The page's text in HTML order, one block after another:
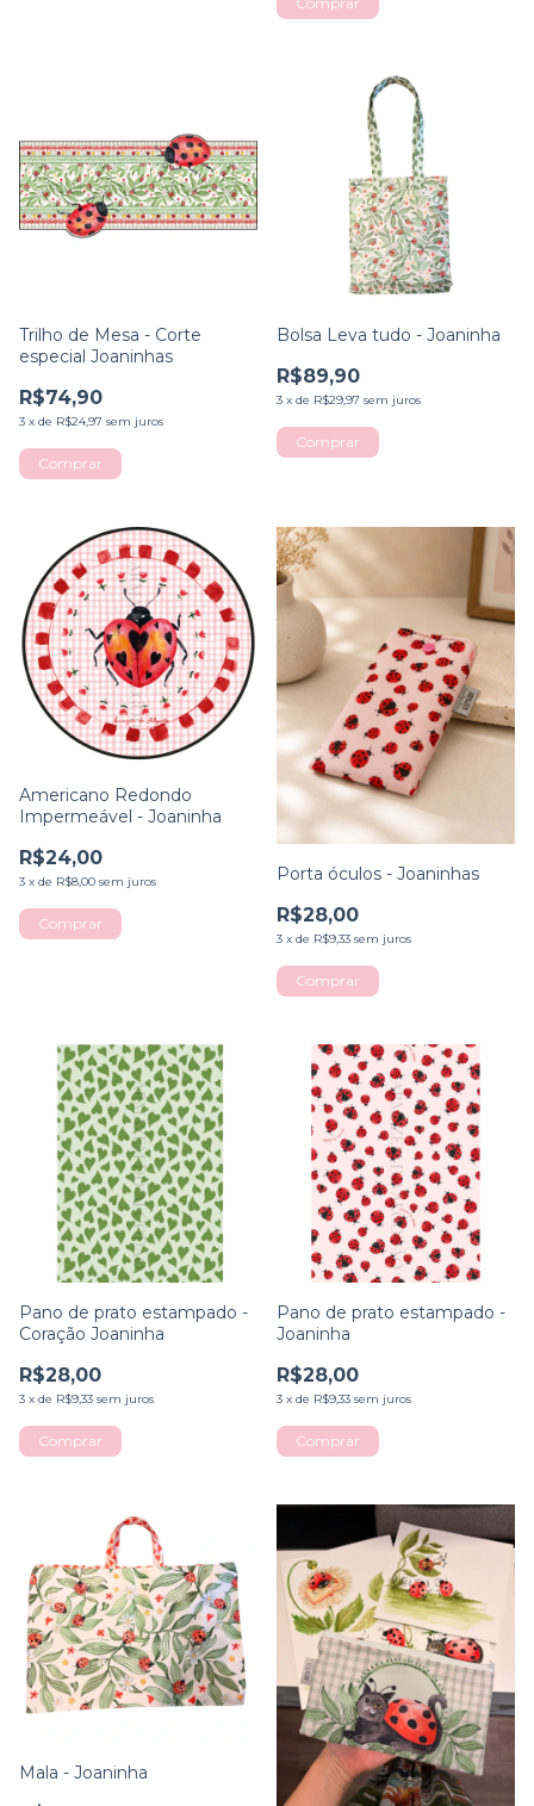
Trilho de Mesa - Corte
especial Joaninhas
R$74,90
3 x de R$24,97 sem juros
Bolsa Leva tudo - Joaninha
R$89,90
3 x de R$29,97 sem juros
Americano Redondo
Impermeável - Joaninha
R$24,00
3 x de R$8,00 sem juros Porta óculos - Joaninhas
R$28,00
3 x de R$9,33 sem juros
Pano de prato estampado -
Coração Joaninha
R$28,00
3 x de R$9,33 sem juros
Pano de prato estampado -
Joaninha
R$28,00
3 x de R$9,33 sem juros
Mala - Joaninha